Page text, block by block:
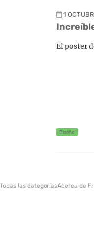
1
El poster
Diseño
Todas las categoríasAcerca de